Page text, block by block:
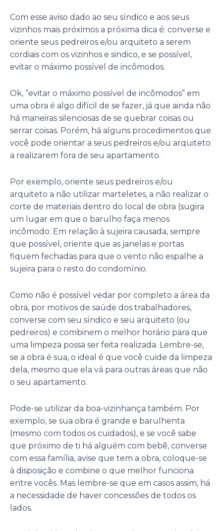
Com esse aviso dado ao seu síndico e aos seus
vizinhos mais próximos a próxima dica é: converse e
oriente seus pedreiros e/ou arquiteto a serem
cordiais com os vizinhos e sindico, e se possível,
evitar o máximo possível de incômodos.
Ok, “evitar o máximo possível de incômodos” em
uma obra é algo difícil de se fazer, já que ainda não
há maneiras silenciosas de se quebrar coisas ou
serrar coisas. Porém, há alguns procedimentos que
você pode orientar a seus pedreiros e/ou arquiteto
a realizarem fora de seu apartamento.
Por exemplo, oriente seus pedreiros e/ou
arquiteto a não utilizar marteletes, a não realizar o
corte de materiais dentro do local de obra (sugira
um lugar em que o barulho faça menos
incômodo. Em relação à sujeira causada, sempre
que possível, oriente que as janelas e portas
fiquem fechadas para que o vento não espalhe a
sujeira para o resto do condomínio.
Como não é possível vedar por completo a área da
obra, por motivos de saúde dos trabalhadores,
converse com seu síndico e seu arquiteto (ou
pedreiros) e combinem o melhor horário para que
uma limpeza possa ser feita realizada. Lembre-se,
se a obra é sua, o ideal é que você cuide da limpeza
dela, mesmo que ela vá para outras áreas que não
o seu apartamento.
Pode-se utilizar da boa-vizinhança também. Por
exemplo, se sua obra é grande e barulhenta
(mesmo com todos os cuidados), e se você sabe
que próximo de ti há alguém com bebê, converse
com essa família, avise que tem a obra, coloque-se
à disposição e combine o que melhor funciona
entre vocês. Mas lembre-se que em casos assim, há
a necessidade de haver concessões de todos os
lados.